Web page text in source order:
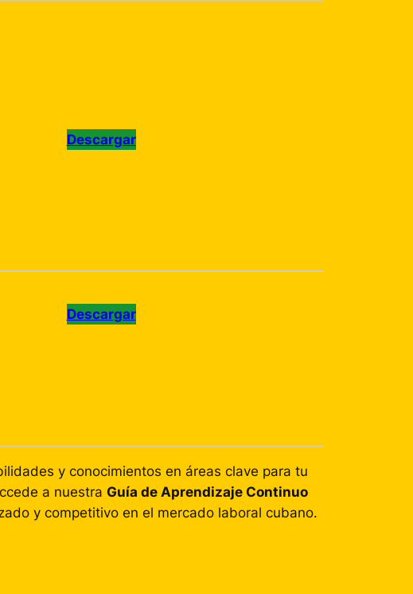
Descargar
Descargar
y conocimientos en áreas clave para tu
a nuestra Guía de Aprendizaje Continuo
y competitivo en el mercado laboral cubano.